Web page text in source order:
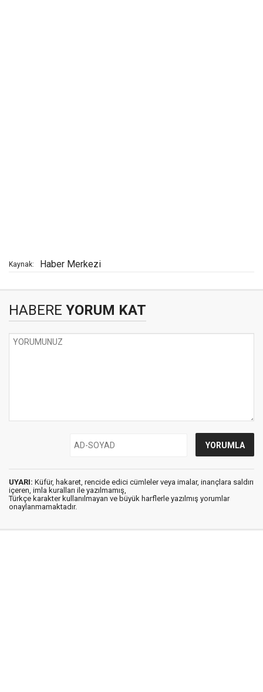
Kaynak: Haber Merkezi
HABERE YORUM KAT
UYARI: Küfür, hakaret, rencide edici cümleler veya imalar, inançlara saldırı
içeren, imla kuralları ile yazılmamış,
Türkçe karakter kullanılmayan ve büyük harflerle yazılmış yorumlar
onaylanmamaktadır.